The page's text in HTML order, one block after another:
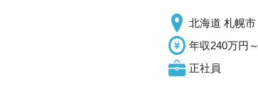
北海道 札幌市
年収240万円～
正社員